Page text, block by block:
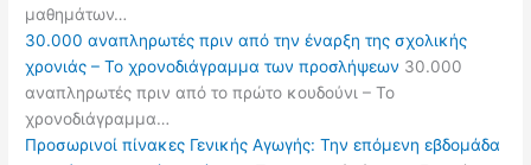
μαθημάτων…
30.000 αναπληρωτές πριν από την έναρξη της σχολικής
χρονιάς – Το χρονοδιάγραμμα των προσλήψεων 30.000
αναπληρωτές πριν από το πρώτο κουδούνι – Το
χρονοδιάγραμμα…
Προσωρινοί πίνακες Γενικής Αγωγής: Την επόμενη εβδομάδα